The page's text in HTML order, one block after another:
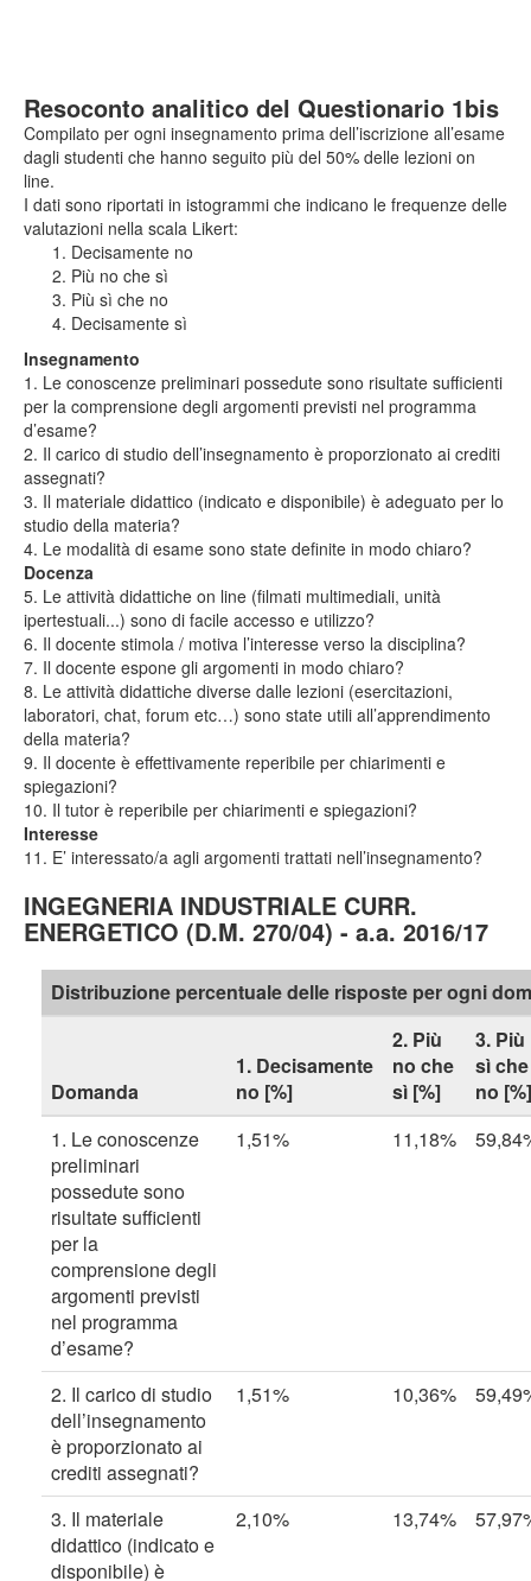
Resoconto analitico del Questionario 1bis
Compilato per ogni insegnamento prima dell’iscrizione all’esame
dagli studenti che hanno seguito più del 50% delle lezioni on
line.
I dati sono riportati in istogrammi che indicano le frequenze delle
valutazioni nella scala Likert:
Decisamente no
Più no che sì
Più sì che no
Decisamente sì
Insegnamento
1. Le conoscenze preliminari possedute sono risultate sufficienti
per la comprensione degli argomenti previsti nel programma
d’esame?
2. Il carico di studio dell’insegnamento è proporzionato ai crediti
assegnati?
3. Il materiale didattico (indicato e disponibile) è adeguato per lo
studio della materia?
4. Le modalità di esame sono state definite in modo chiaro?
Docenza
5. Le attività didattiche on line (filmati multimediali, unità
ipertestuali...) sono di facile accesso e utilizzo?
6. Il docente stimola / motiva l’interesse verso la disciplina?
7. Il docente espone gli argomenti in modo chiaro?
8. Le attività didattiche diverse dalle lezioni (esercitazioni,
laboratori, chat, forum etc…) sono state utili all’apprendimento
della materia?
9. Il docente è effettivamente reperibile per chiarimenti e
spiegazioni?
10. Il tutor è reperibile per chiarimenti e spiegazioni?
Interesse
11. E’ interessato/a agli argomenti trattati nell’insegnamento?
INGEGNERIA INDUSTRIALE CURR.
ENERGETICO (D.M. 270/04) - a.a. 2016/17
Distribuzione percentuale delle risposte per ogni
Domanda
1. Decisamente
no [%]
2. Più
no che
sì [%]
3. Più
sì che
no [%]
1. Le conoscenze
preliminari
possedute sono
risultate sufficienti
per la
comprensione degli
argomenti previsti
nel programma
d’esame?
1,51% 11,18%
2. Il carico di studio
dell’insegnamento
è proporzionato ai
crediti assegnati?
1,51% 10,36%
3. Il materiale
didattico (indicato e
disponibile) è
2,10% 13,74%